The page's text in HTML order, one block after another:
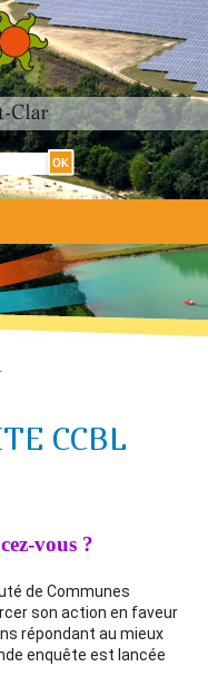
CCBL
vous ?
de Communes
son action en faveur
répondant au mieux
enquête est lancée